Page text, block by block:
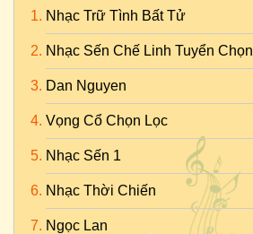
Nhạc Trữ Tình Bất Tử
Nhạc Sến Chế Linh Tuyển Chọn
Dan Nguyen
Vọng Cổ Chọn Lọc
Nhạc Sến 1
Nhạc Thời Chiến
Ngọc Lan